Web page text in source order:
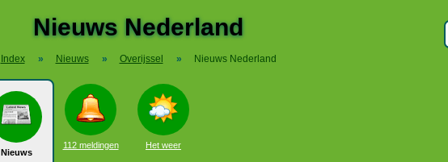
Nieuws Nederland
Index » Nieuws » Overijssel » Nieuws Nederland
Nieuws
112 meldingen Het weer